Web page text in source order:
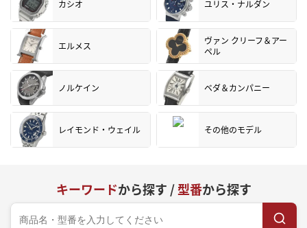
カシオ ユリス・ナルダン
エルメス
ヴァン クリーフ＆アー
ペル
ノルケイン ベダ＆カンパニー
レイモンド・ウェイル その他のモデル
キーワードから探す /型番から探す